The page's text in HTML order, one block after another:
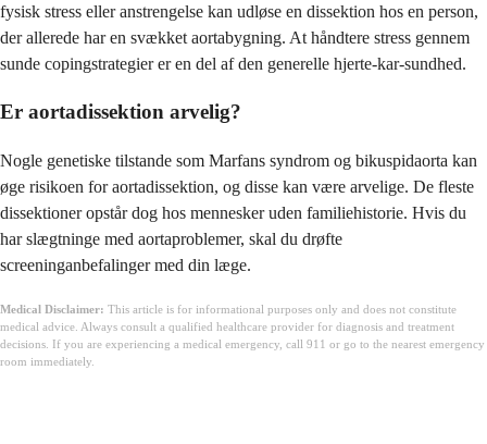
fysisk stress eller anstrengelse kan udløse en dissektion hos en person,
der allerede har en svækket aortabygning. At håndtere stress gennem
sunde copingstrategier er en del af den generelle hjerte-kar-sundhed.
Er aortadissektion arvelig?
Nogle genetiske tilstande som Marfans syndrom og bikuspidaorta kan
øge risikoen for aortadissektion, og disse kan være arvelige. De fleste
dissektioner opstår dog hos mennesker uden familiehistorie. Hvis du
har slægtninge med aortaproblemer, skal du drøfte
screeninganbefalinger med din læge.
Medical Disclaimer: This article is for informational purposes only and does not constitute
medical advice. Always consult a qualified healthcare provider for diagnosis and treatment
decisions. If you are experiencing a medical emergency, call 911 or go to the nearest emergency
room immediately.